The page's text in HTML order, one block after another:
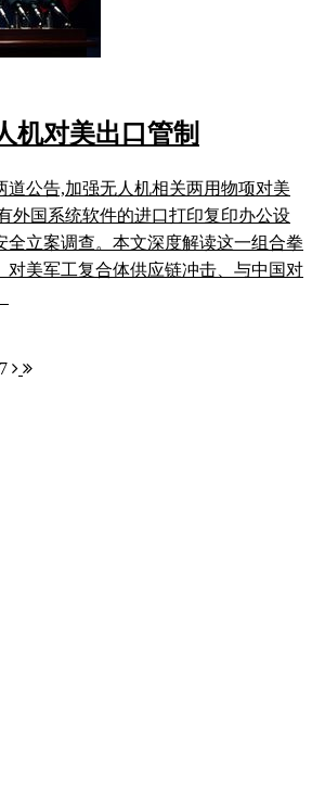
机对美出口管制
道公告,加强无人机相关两用物项对美
外国系统软件的进口打印复印办公设
全立案调查。本文深度解读这一组合拳
对美军工复合体供应链冲击、与中国对